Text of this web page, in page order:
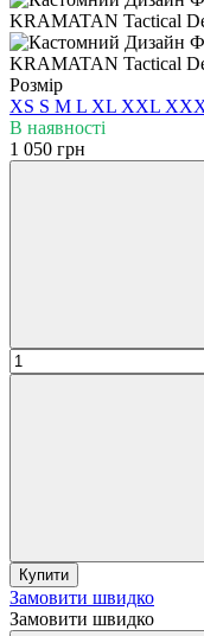
Розмір
XS S M L XL XXL
В наявності
1 050 грн
Купити
Замовити швидко
Замовити швидко